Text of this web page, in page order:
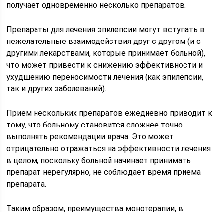
получает одновременно несколько препаратов.
Препараты для лечения эпилепсии могут вступать в
нежелательные взаимодействия друг с другом (и с
другими лекарствами, которые принимает больной),
что может привести к снижению эффективности и
ухудшению переносимости лечения (как эпилепсии,
так и других заболеваний).
Прием нескольких препаратов ежедневно приводит к
тому, что больному становится сложнее точно
выполнять рекомендации врача. Это может
отрицательно отражаться на эффективности лечения
в целом, поскольку больной начинает принимать
препарат нерегулярно, не соблюдает время приема
препарата.
Таким образом, преимущества монотерапии, в